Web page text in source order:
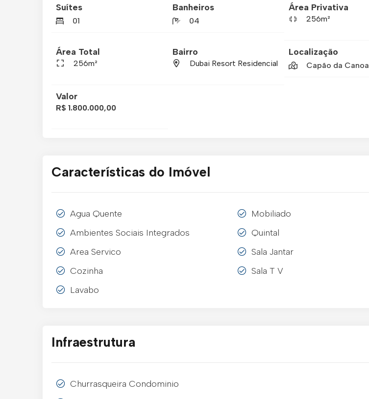
Suítes
01
Banheiros
04
Área Privativa
256m²
Área Total
256m²
Bairro
Dubai Resort Residencial
Localização
Capão da Canoa
Valor
R$ 1.800.000,00
Características do Imóvel
Agua Quente
Ambientes Sociais Integrados
Area Servico
Cozinha
Lavabo
Mobiliado
Quintal
Sala Jantar
Sala T V
Infraestrutura
Churrasqueira Condominio